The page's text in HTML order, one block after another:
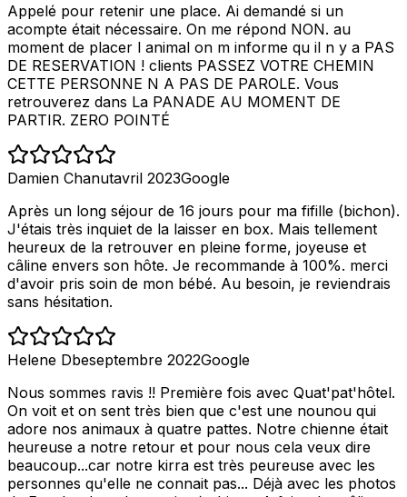
Appelé pour retenir une place. Ai demandé si un
acompte était nécessaire. On me répond NON. au
moment de placer l animal on m informe qu il n y a PAS
DE RESERVATION ! clients PASSEZ VOTRE CHEMIN
CETTE PERSONNE N A PAS DE PAROLE. Vous
retrouverez dans La PANADE AU MOMENT DE
PARTIR. ZERO POINTÉ
Damien Chanutavril 2023Google
Après un long séjour de 16 jours pour ma fifille (bichon).
J'étais très inquiet de la laisser en box. Mais tellement
heureux de la retrouver en pleine forme, joyeuse et
câline envers son hôte. Je recommande à 100%. merci
d'avoir pris soin de mon bébé. Au besoin, je reviendrais
sans hésitation.
Helene Dbeseptembre 2022Google
Nous sommes ravis !! Première fois avec Quat'pat'hôtel.
On voit et on sent très bien que c'est une nounou qui
adore nos animaux à quatre pattes. Notre chienne était
heureuse a notre retour et pour nous cela veux dire
beaucoup...car notre kirra est très peureuse avec les
personnes qu'elle ne connait pas... Déjà avec les photos